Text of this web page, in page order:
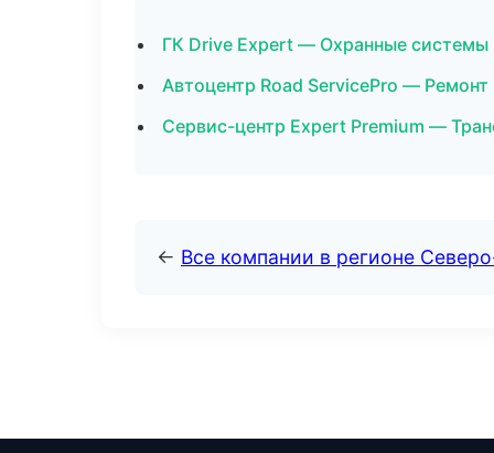
ГК Drive Expert — Охранные системы
Автоцентр Road ServicePro —
Сервис-центр Expert Premium —
← Все компании в регионе